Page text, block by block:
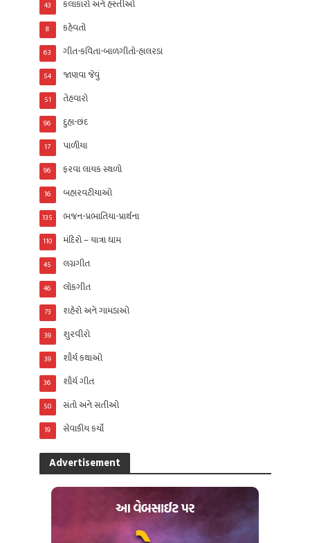
કલાકારો અને હસ્તીઓ
43
કહેવતો
8
ગીત-કવિતા-બાળગીતો-હાલરડાં
63
જાણવા જેવું
54
તેહવારો
51
દુહા-છંદ
96
પાળીયા
17
ફરવા લાયક સ્થળો
96
બહારવટીયાઓ
16
ભજન-પ્રભાતિયા-પ્રાર્થના
135
મંદિરો – યાત્રા ધામ
110
લગ્નગીત
45
લોકગીત
46
શહેરો અને ગામડાઓ
73
શુરવીરો
39
શૌર્ય કથાઓ
39
શૌર્ય ગીત
36
સંતો અને સતીઓ
50
સેવાકીય કર્યો
19
Advertisement